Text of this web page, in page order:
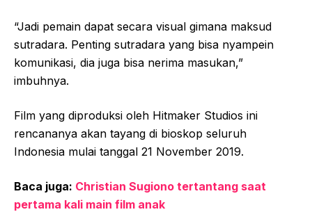
“Jadi pemain dapat secara visual gimana maksud
sutradara. Penting sutradara yang bisa nyampein
komunikasi, dia juga bisa nerima masukan,”
imbuhnya.
Film yang diproduksi oleh Hitmaker Studios ini
rencananya akan tayang di bioskop seluruh
Indonesia mulai tanggal 21 November 2019.
Baca juga: Christian Sugiono tertantang saat
pertama kali main film anak